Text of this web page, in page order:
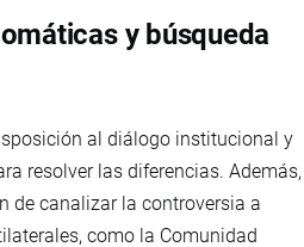
y búsqueda
al diálogo institucional y
resolver las diferencias. Además,
de canalizar la controversia a
como la Comunidad